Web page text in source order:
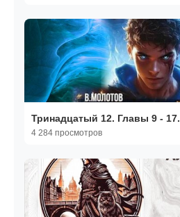
Тринадцатый 12. Главы 9 - 17.
4 284 просмотров